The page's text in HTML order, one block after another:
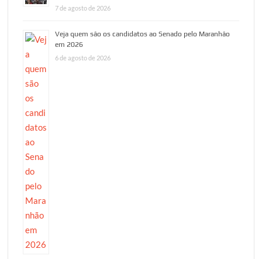
7 de agosto de 2026
Veja quem são os candidatos ao Senado pelo Maranhão
em 2026
6 de agosto de 2026